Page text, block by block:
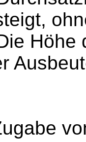
Höhe